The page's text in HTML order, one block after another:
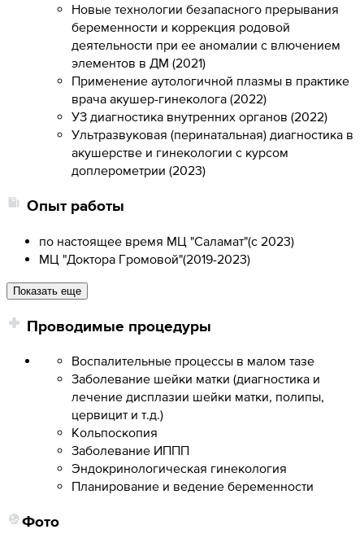
Новые технологии безапасного прерывания
беременности и коррекция родовой
деятельности при ее аномалии с влючением
элементов в ДМ (2021)
Применение аутологичной плазмы в практике
врача акушер-гинеколога (2022)
УЗ диагностика внутренних органов (2022)
Ультразвуковая (перинатальная) диагностика в
акушерстве и гинекологии с курсом
доплерометрии (2023)
Опыт работы
по настоящее время МЦ "Саламат"(с 2023)
МЦ "Доктора Громовой"(2019-2023)
Показать еще
Проводимые процедуры
Воспалительные процессы в малом тазе
Заболевание шейки матки (диагностика и
лечение дисплазии шейки матки, полипы,
цервицит и т.д.)
Кольпоскопия
Заболевание ИППП
Эндокринологическая гинекология
Планирование и ведение беременности
Фото